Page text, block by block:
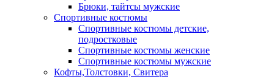
Брюки, тайтсы мужские
Спортивные костюмы
Спортивные костюмы детские,
подростковые
Спортивные костюмы женские
Спортивные костюмы мужские
Кофты,Толстовки, Свитера